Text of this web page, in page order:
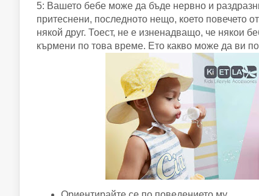
5: Вашето бебе може да бъде нервно и
притеснени, последното нещо, което повечето
някой друг. Тоест, не е изненадващо, че някои
кърмени по това време. Ето какво може да ви